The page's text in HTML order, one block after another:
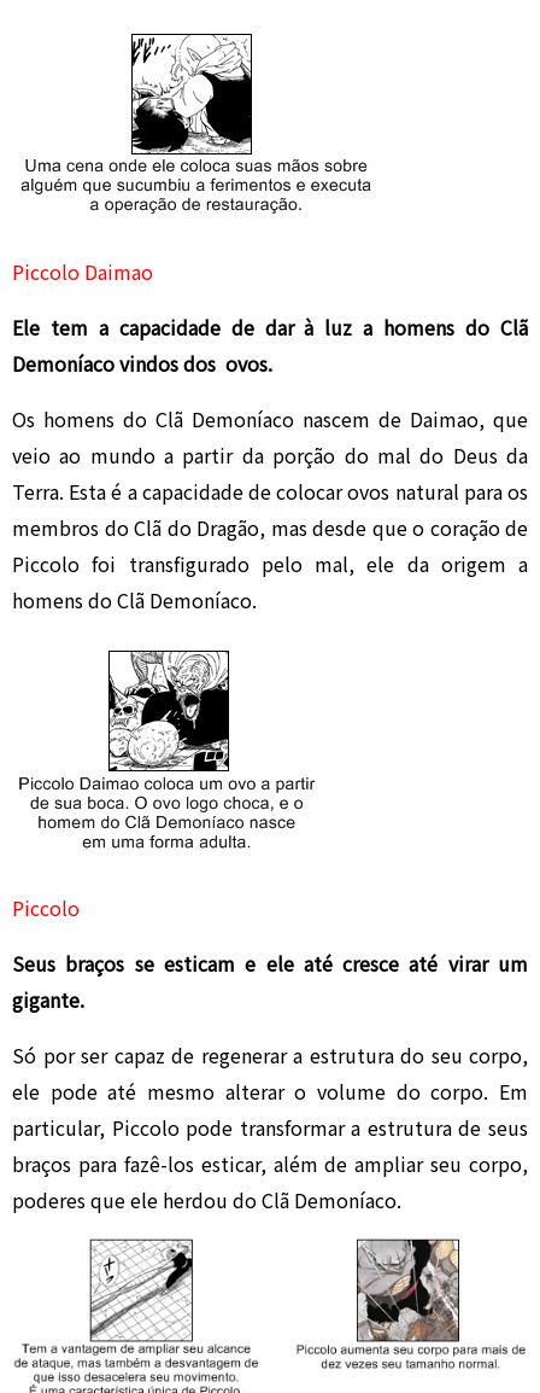
Piccolo Daimao
Ele tem a capacidade de dar à luz a homens do Clã
Demoníaco vindos dos ovos.
Os homens do Clã Demoníaco nascem de Daimao, que
veio ao mundo a partir da porção do mal do Deus da
Terra. Esta é a capacidade de colocar ovos natural para os
membros do Clã do Dragão, mas desde que o coração de
Piccolo foi transfigurado pelo mal, ele da origem a
homens do Clã Demoníaco.
Piccolo
Seus braços se esticam e ele até cresce até virar um
gigante.
Só por ser capaz de regenerar a estrutura do seu corpo,
ele pode até mesmo alterar o volume do corpo. Em
particular, Piccolo pode transformar a estrutura de seus
braços para fazê-los esticar, além de ampliar seu corpo,
poderes que ele herdou do Clã Demoníaco.